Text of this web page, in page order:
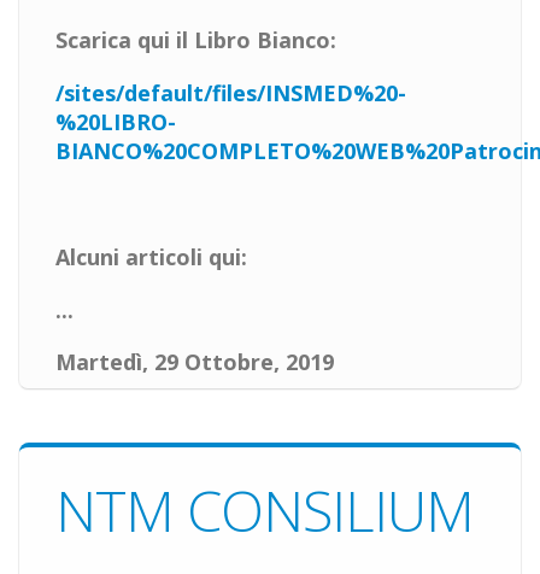
Scarica qui il Libro Bianco:
/sites/default/files/INSMED%20-
%20LIBRO-
Alcuni articoli qui:
...
Martedì, 29 Ottobre, 2019
NTM CONSILIUM